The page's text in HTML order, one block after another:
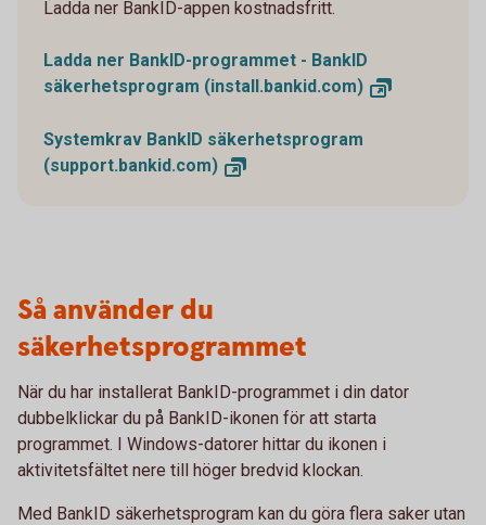
Ladda ner BankID-appen kostnadsfritt.
Ladda ner BankID-programmet - BankID
säkerhetsprogram (install.bankid.com)
Systemkrav BankID säkerhetsprogram
(support.bankid.com)
Så använder du
säkerhetsprogrammet
När du har installerat BankID-programmet i din dator
dubbelklickar du på BankID-ikonen för att starta
programmet. I Windows-datorer hittar du ikonen i
aktivitetsfältet nere till höger bredvid klockan.
Med BankID säkerhetsprogram kan du göra flera saker utan